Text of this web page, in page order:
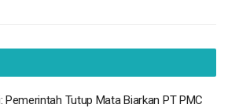
Pemerintah Tutup Mata Biarkan PT PMC
Warga Sukaluyu Kabupaten Bogor
2026
Pemerintah Tutup Mata Biarkan PT PMC